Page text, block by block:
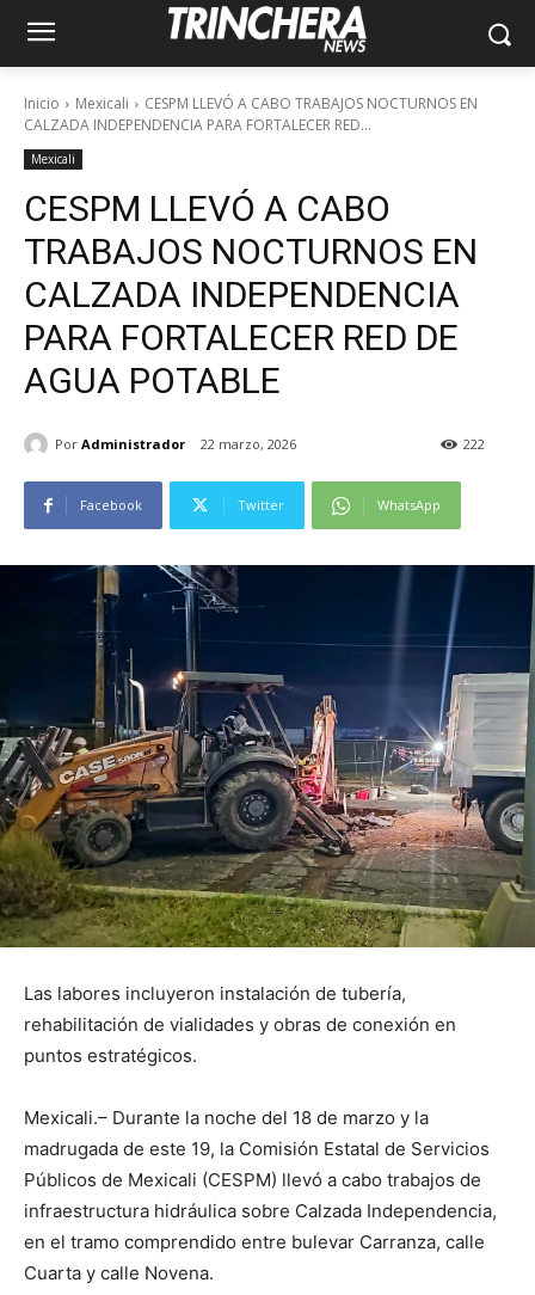
Inicio Mexicali
CESPM LLEVÓ A CABO TRABAJOS NOCTURNOS EN
CALZADA INDEPENDENCIA PARA FORTALECER RED...
Mexicali
CESPM LLEVÓ A CABO
TRABAJOS NOCTURNOS EN
CALZADA INDEPENDENCIA
PARA FORTALECER RED DE
AGUA POTABLE
Por Administrador 22 marzo, 2026 222
Facebook Twitter WhatsApp
Las labores incluyeron instalación de tubería,
rehabilitación de vialidades y obras de conexión en
puntos estratégicos.
Mexicali.– Durante la noche del 18 de marzo y la
madrugada de este 19, la Comisión Estatal de Servicios
Públicos de Mexicali (CESPM) llevó a cabo trabajos de
infraestructura hidráulica sobre Calzada Independencia,
en el tramo comprendido entre bulevar Carranza, calle
Cuarta y calle Novena.